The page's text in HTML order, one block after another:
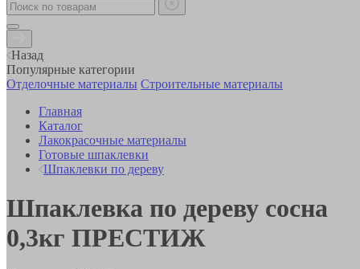
Назад
Популярные категории
Отделочные материалы Строительные материалы
Главная
Каталог
Лакокрасочные материалы
Готовые шпаклевки
Шпаклевки по дереву
Шпаклевка по дереву сосна
0,3кг ПРЕСТИЖ